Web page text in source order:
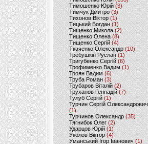
Тимошенко Юрій(3)
Тимчук Дмитро (3)
Тихонов Віктор (1)
Тицький Богдан (1)
Тищенко Микола (2)
Тищенко Олена (8)
Тищенко Сергій (4)
Ткаченко Олександр (10)
Требушкін Руслан (1)
Тригубенко Сергій(6)
Трофименко Вадим (1)
Троян Вадим (6)
Труба Роман(3)
Трубаров Віталій (2)
Труханов Геннадій (7)
Тулуб Сергій(1)
Турчин Сергій Олександрович
(1)
Турчинов Олександр(35)
Тягнибок Олег (2)
Ударцов Юрій (1)
Уколов Віктор(4)
Уманський Ігор Іванович(1)